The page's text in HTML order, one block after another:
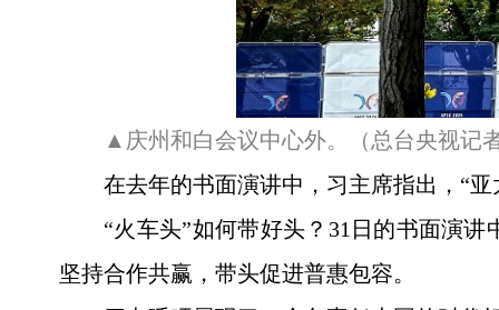
▲庆州和白会议中心外。（总台央视记
在去年的书面演讲中，习主席指出，“
“火车头”如何带好头？31日的书面演
坚持合作共赢，带头促进普惠包容。